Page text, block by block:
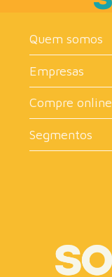
Quem somos
Empresas
Compre online
Segmentos